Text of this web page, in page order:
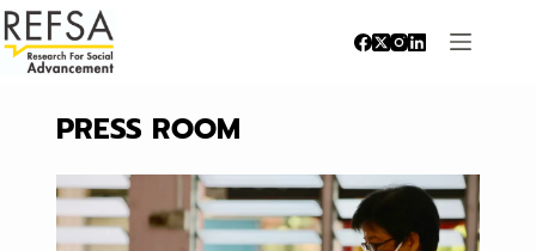
PRESS ROOM